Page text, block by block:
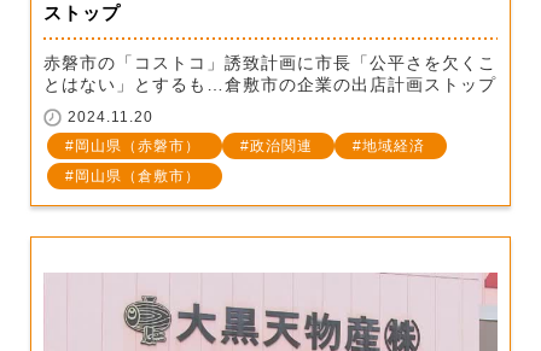
ストップ
赤磐市の「コストコ」誘致計画に市長「公平さを欠くこ
とはない」とするも…倉敷市の企業の出店計画ストップ
2024.11.20
岡山県（赤磐市）
政治関連
地域経済
岡山県（倉敷市）